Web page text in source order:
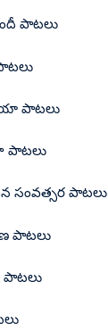
పాటలు
పాటలు
పాటలు
సంవత్సర పాటలు
పాటలు
పాటలు